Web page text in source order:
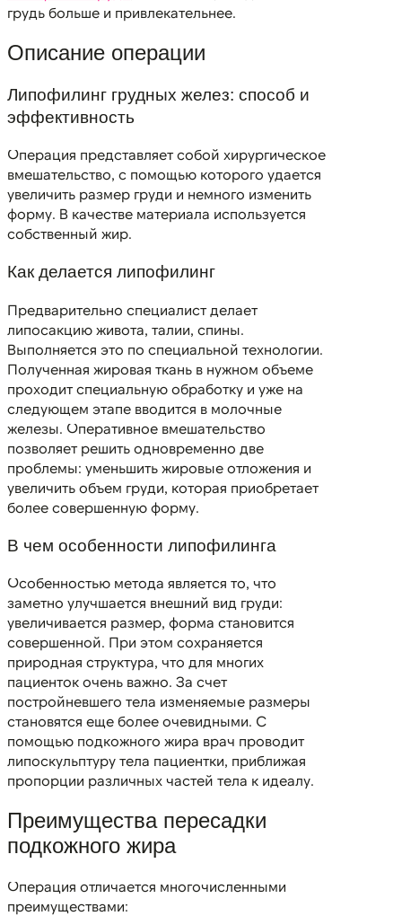
грудь больше и привлекательнее.
Описание операции
Липофилинг грудных желез: способ и
эффективность
Операция представляет собой хирургическое
вмешательство, с помощью которого удается
увеличить размер груди и немного изменить
форму. В качестве материала используется
собственный жир.
Как делается липофилинг
Предварительно специалист делает
липосакцию живота, талии, спины.
Выполняется это по специальной технологии.
Полученная жировая ткань в нужном объеме
проходит специальную обработку и уже на
следующем этапе вводится в молочные
железы. Оперативное вмешательство
позволяет решить одновременно две
проблемы: уменьшить жировые отложения и
увеличить объем груди, которая приобретает
более совершенную форму.
В чем особенности липофилинга
Особенностью метода является то, что
заметно улучшается внешний вид груди:
увеличивается размер, форма становится
совершенной. При этом сохраняется
природная структура, что для многих
пациенток очень важно. За счет
постройневшего тела изменяемые размеры
становятся еще более очевидными. С
помощью подкожного жира врач проводит
липоскульптуру тела пациентки, приближая
пропорции различных частей тела к идеалу.
Преимущества пересадки
подкожного жира
Операция отличается многочисленными
преимуществами: